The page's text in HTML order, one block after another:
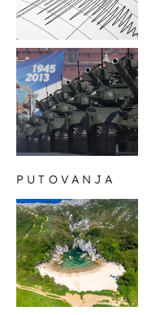
PUTOVANJA